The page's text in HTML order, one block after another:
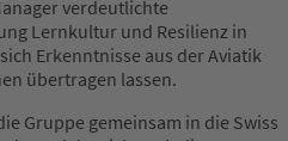
verdeutlichte
Lernkultur und Resilienz in
Erkenntnisse aus der Aviatik
übertragen lassen.
Gruppe gemeinsam in die Swiss